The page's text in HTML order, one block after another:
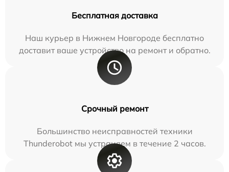
Бесплатная доставка
Наш курьер в Нижнем Новгороде бесплатно
доставит ваше устройство на ремонт и обратно.
Срочный ремонт
Большинство неисправностей техники
Thunderobot мы устраняем в течение 2 часов.